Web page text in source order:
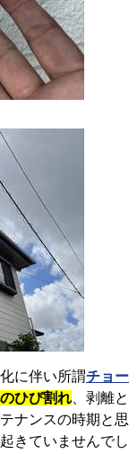
に伴い所謂チョー
ひび割れ 、剥離と
ナンスの時期と思
きていませんでし